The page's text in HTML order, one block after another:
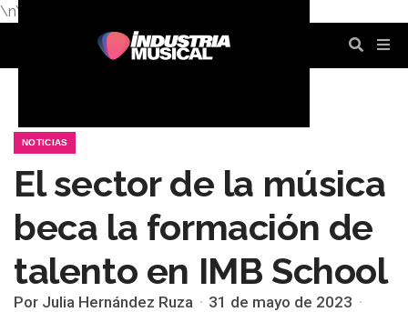
\n\n
NOTICIAS
El sector de la música
beca la formación de
talento en IMB School
Por Julia Hernández Ruza 31 de mayo de 2023